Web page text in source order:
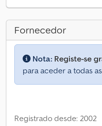
Fornecedor
Nota: Registe-se
para aceder a todas
Registrado desde: 2002